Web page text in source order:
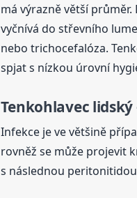
má výrazně větší
vyčnívá do střevního
nebo trichocefalóza.
spjat s nízkou úrovní
Tenkohlavec lidský
Infekce je ve většině
rovněž se může projevit
s následnou